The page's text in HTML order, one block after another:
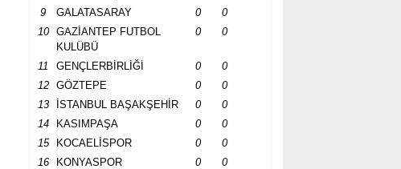
9
GALATASARAY 0
0
10
GAZİANTEP FUTBOL
KULÜBÜ
0 0
11 GENÇLERBİRLİĞİ 0
0
12
GÖZTEPE 0
0
13
İSTANBUL BAŞAKŞEHİR 0
0
14
KASIMPAŞA 0
0
15
KOCAELİSPOR 0
0
16
KONYASPOR 0
0